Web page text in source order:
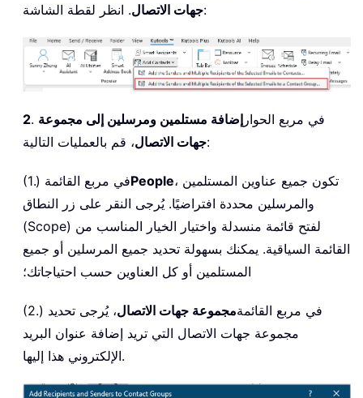
جهات الاتصال. انظر لقطة الشاشة:
2 . في مربع الحوار إضافة مستلمين ومرسلين إلى مجموعة
جهات الاتصال، قم بالعمليات التالية:
(1.) في مربع القائمةPeople، تكون جميع عناوين المستلمين
والمرسلين محددة افتراضيًا. يُرجى النقر على زر النطاق
(Scope) لفتح قائمة منسدلة واختيار الخيار المناسب من
القائمة السياقية. يمكنك بسهولة تحديد جميع المرسلين أو جميع
المستلمين أو كل العناوين حسب احتياجاتك؛
(2.) في مربع القائمةمجموعة جهات الاتصال، يُرجى تحديد
مجموعة جهات الاتصال التي تريد إضافة عنوان البريد
الإلكتروني هذا إليها.